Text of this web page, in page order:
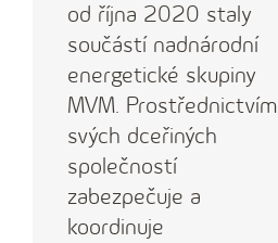
od října 2020 staly
součástí nadnárodní
energetické skupiny
MVM. Prostřednictvím
svých dceřiných
společností
zabezpečuje a
koordinuje